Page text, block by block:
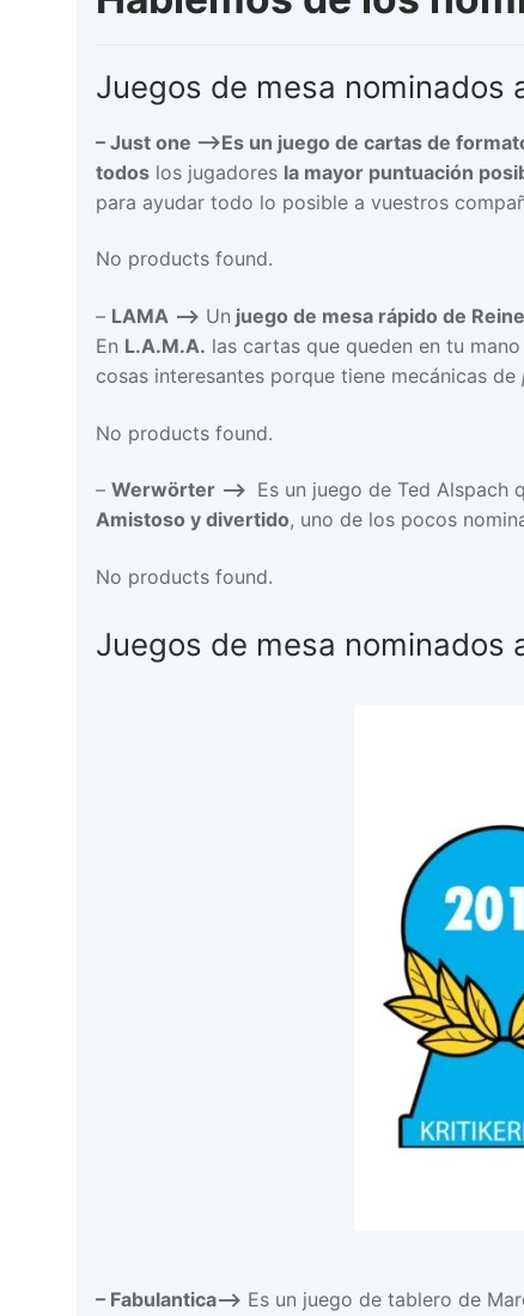
Juegos de mesa nominados
– Just one –>Es un juego de cartas de
todos los jugadores la mayor puntuación
para ayudar todo lo posible a vuestros
No products found.
– LAMA –> Un juego de mesa rápido de
En L.A.M.A. las cartas que queden en tu
cosas interesantes porque tiene mecánicas de
No products found.
– Werwörter –> Es un juego de Ted Alspach
Amistoso y divertido, uno de los pocos
No products found.
Juegos de mesa nominados
– Fabulantica–> Es un juego de tablero de